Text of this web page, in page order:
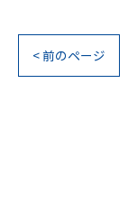
< 前のページ